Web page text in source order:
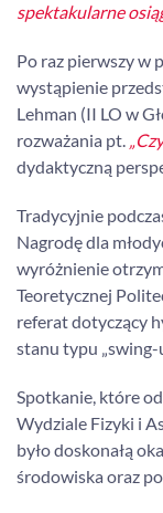
spektakularne
Po raz pierwszy w
wystąpienie
Lehman (II LO w
rozważania pt.
dydaktyczną
Tradycyjnie
Nagrodę dla
wyróżnienie
Teoretycznej
referat dotyczący
stanu typu
Spotkanie, które
Wydziale Fizyki i
było doskonałą
środowiska oraz